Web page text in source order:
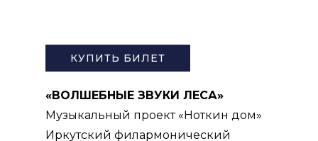
КУПИТЬ БИЛЕТ
«ВОЛШЕБНЫЕ ЗВУКИ ЛЕСА»
Музыкальный проект «Ноткин дом»
Иркутский филармонический